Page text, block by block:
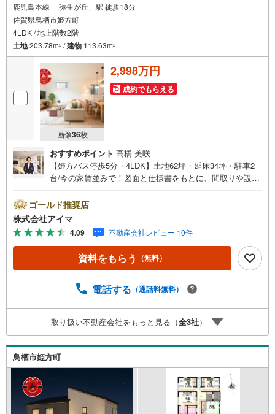
鹿児島本線 「弥生が丘」駅 徒歩18分
佐賀県鳥栖市姫方町
4LDK / 地上階数2階
土地203.78m2 /建物 113.63m2
画像36枚
2,998万円
成約でもらえる
おすすめポイント 高橋 美咲
【姫方バス停歩5分・4LDK】土地62坪・延床34坪・駐車2
台/今の家賃並みで！図面と仕様書をもとに、間取りや設備
LDK・LDK18帖以上。土地約62坪・延床約34坪と、暮らし
の広さを数字でご確認いただけます。■品質・保証住まいの
品質を支える裏付けです。基礎は面で支えるベタ基礎。地
盤調査を実施済み。完了検査済証の交付済み。ほかにフラ
ット35Sに対応・フラット35S適合証明書も備えます。■防
犯対策留守中も夜も頼れる防犯設備です。複製されにくい
持ったまま開錠できるタッチキー。ほかにカードキーも備
マンションの専門店です大手ネット銀行はじめ多数の金融
機関と提携/最長50年の返済プランもご用意平日も夜間もご
見学OK/ご自宅・最寄り駅まで送迎無料/オンライン相談OK
「見るだけ」「ローン相談だけ」でも歓迎します他社でロ
ーンが難しいと言われた方、転職後で審査にご不安の方も
ゴールド推奨店
株式会社アイマ
4.09 不動産会社レビュー 10件
資料をもらう （無料）
電話する （通話料無料）
取り扱い不動産会社をもっと見る（全3社）
鳥栖市姫方町